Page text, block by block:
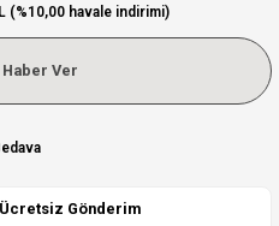
(%10,00 havale indirimi)
Ver
Ücretsiz Gönderim